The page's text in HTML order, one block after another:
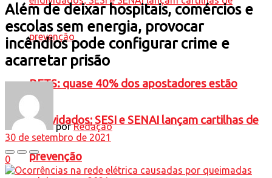
BETS: quase 40% dos apostadores estão
endividados; SESI e SENAI lançam cartilhas de
prevenção
Além de deixar hospitais, comércios e
escolas sem energia, provocar
incêndios pode configurar crime e
acarretar prisão
por Redação
30 de setembro de 2021
0